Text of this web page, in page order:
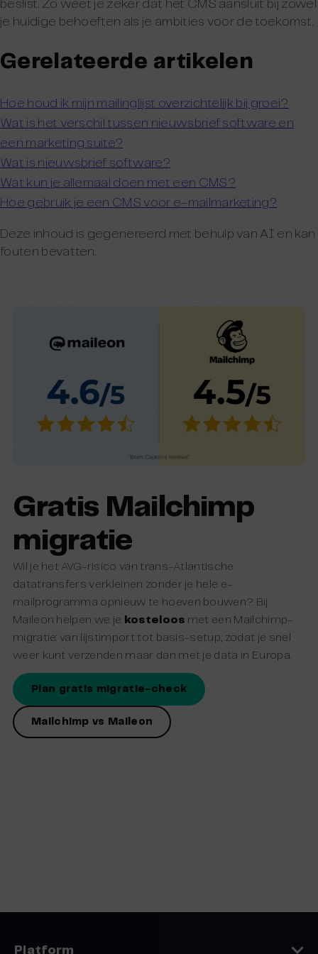
beslist. Zo weet je zeker dat het CMS aansluit bij zowel
je huidige behoeften als je ambities voor de toekomst.
Gerelateerde artikelen
Hoe houd ik mijn mailinglijst overzichtelijk bij groei?
Wat is het verschil tussen nieuwsbrief software en
een marketing suite?
Wat is nieuwsbrief software?
Wat kun je allemaal doen met een CMS?
Hoe gebruik je een CMS voor e-mailmarketing?
Deze inhoud is gegenereerd met behulp van AI en kan
fouten bevatten.
Gratis Mailchimp
migratie
Wil je het AVG-risico van trans-Atlantische
datatransfers verkleinen zonder je hele e-
mailprogramma opnieuw te hoeven bouwen? Bij
Maileon helpen we je kosteloos met een Mailchimp-
migratie: van lijstimport tot basis-setup, zodat je snel
weer kunt verzenden maar dan met je data in Europa.
Plan gratis migratie-check
Mailchimp vs Maileon
Platform